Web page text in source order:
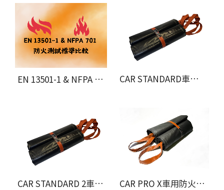
EN 13501-1 & NFPA 701的比較 CAR STANDARD車用防火毯(單次使用型)
CAR STANDARD 2車用防火毯(單次使用型) CAR PRO X車用防火毯(重複使用型)